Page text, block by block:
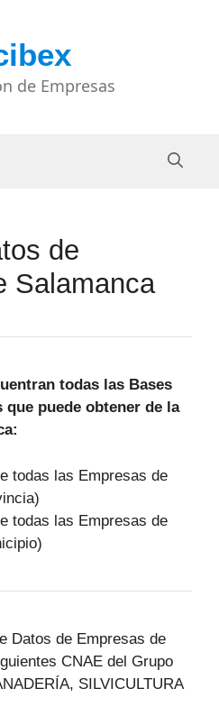
de Empresas
de
Salamanca
todas las Bases
que puede obtener de la
todas las Empresas de
todas las Empresas de
Datos de Empresas de
CNAE del Grupo
SILVICULTURA